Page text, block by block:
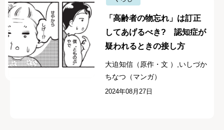
「高齢者の物忘れ」は訂正
してあげるべき? 認知症が
疑われるときの接し方
大迫知信（原作・文 ）,いしづか
ちなつ（マンガ）
2024年08月27日